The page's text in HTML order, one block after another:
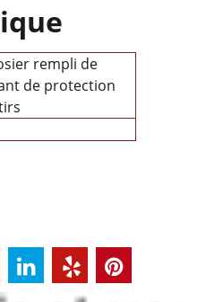
rempli de
de protection
logiciel eCommerce ShopFactory